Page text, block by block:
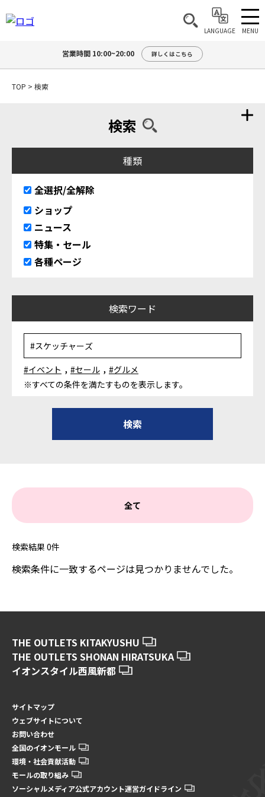
LANGUAGE MENU
営業時間 10:00~20:00 詳しくはこちら
TOP > 検索
検索
種類
全選択/全解除
ショップ
ニュース
特集・セール
各種ページ
検索ワード
#イベント , #セール , #グルメ
※すべての条件を満たすものを表示します。
全て
検索結果 0件
検索条件に一致するページは見つかりませんでした。
THE OUTLETS KITAKYUSHU
THE OUTLETS SHONAN HIRATSUKA
イオンスタイル西風新都
サイトマップ
ウェブサイトについて
お問い合わせ
全国のイオンモール
環境・社会貢献活動
モールの取り組み
ソーシャルメディア公式アカウント運営ガイドライン